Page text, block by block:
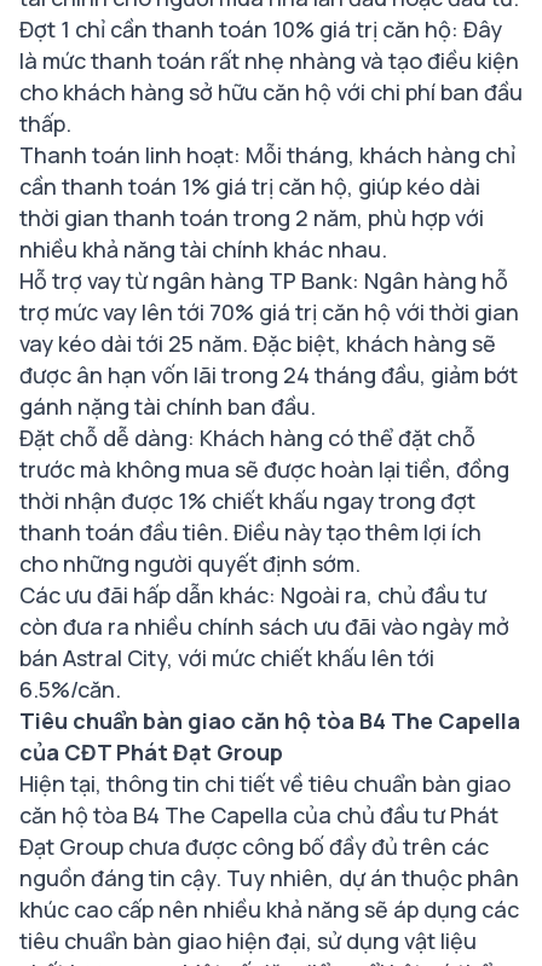
Đợt 1 chỉ cần thanh toán 10% giá trị căn hộ: Đây
là mức thanh toán rất nhẹ nhàng và tạo điều kiện
cho khách hàng sở hữu căn hộ với chi phí ban đầu
thấp.
Thanh toán linh hoạt: Mỗi tháng, khách hàng chỉ
cần thanh toán 1% giá trị căn hộ, giúp kéo dài
thời gian thanh toán trong 2 năm, phù hợp với
nhiều khả năng tài chính khác nhau.
Hỗ trợ vay từ ngân hàng TP Bank: Ngân hàng hỗ
trợ mức vay lên tới 70% giá trị căn hộ với thời gian
vay kéo dài tới 25 năm. Đặc biệt, khách hàng sẽ
được ân hạn vốn lãi trong 24 tháng đầu, giảm bớt
gánh nặng tài chính ban đầu.
Đặt chỗ dễ dàng: Khách hàng có thể đặt chỗ
trước mà không mua sẽ được hoàn lại tiền, đồng
thời nhận được 1% chiết khấu ngay trong đợt
thanh toán đầu tiên. Điều này tạo thêm lợi ích
cho những người quyết định sớm.
Các ưu đãi hấp dẫn khác: Ngoài ra, chủ đầu tư
còn đưa ra nhiều chính sách ưu đãi vào ngày mở
bán Astral City, với mức chiết khấu lên tới
6.5%/căn.
Tiêu chuẩn bàn giao căn hộ tòa B4 The Capella
của CĐT Phát Đạt Group
Hiện tại, thông tin chi tiết về tiêu chuẩn bàn giao
căn hộ tòa B4 The Capella của chủ đầu tư Phát
Đạt Group chưa được công bố đầy đủ trên các
nguồn đáng tin cậy. Tuy nhiên, dự án thuộc phân
khúc cao cấp nên nhiều khả năng sẽ áp dụng các
tiêu chuẩn bàn giao hiện đại, sử dụng vật liệu